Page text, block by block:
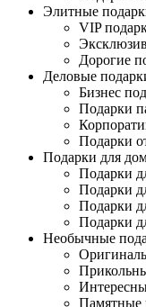
Элитные
VIP
Дорогие
Деловые
Бизнес
Подарки
Подарки
Подарки для
Подарки
Подарки
Подарки
Подарки
Необычные
Памятные